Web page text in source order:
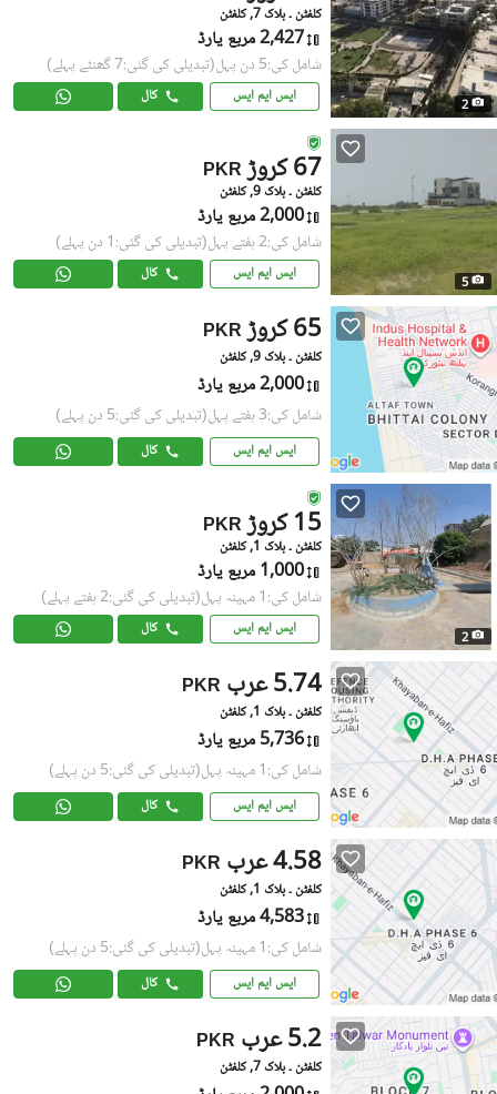
2
کلفٹن ۔ بلاک 7, کلفٹن
2,427 مربع یارڈ
شامل کی:5 دن پہل (تبدیلی کی گئی:7 گھنٹے پہلے)
ایس ایم ایس کال
5
PKR 67 کروڑ
کلفٹن ۔ بلاک 9, کلفٹن
2,000 مربع یارڈ
شامل کی:2 ہفتے پہل (تبدیلی کی گئی:1 دن پہلے)
ایس ایم ایس کال
PKR 65 کروڑ
کلفٹن ۔ بلاک 9, کلفٹن
2,000 مربع یارڈ
شامل کی:3 ہفتے پہل (تبدیلی کی گئی:5 دن پہلے)
ایس ایم ایس کال
2
PKR 15 کروڑ
کلفٹن ۔ بلاک 1, کلفٹن
1,000 مربع یارڈ
شامل کی:1 مہینہ پہل (تبدیلی کی گئی:2 ہفتے پہلے)
ایس ایم ایس کال
PKR 5.74 عرب
کلفٹن ۔ بلاک 1, کلفٹن
5,736 مربع یارڈ
شامل کی:1 مہینہ پہل (تبدیلی کی گئی:5 دن پہلے)
ایس ایم ایس کال
PKR 4.58 عرب
کلفٹن ۔ بلاک 1, کلفٹن
4,583 مربع یارڈ
شامل کی:1 مہینہ پہل (تبدیلی کی گئی:5 دن پہلے)
ایس ایم ایس کال
PKR 5.2 عرب
کلفٹن ۔ بلاک 7, کلفٹن